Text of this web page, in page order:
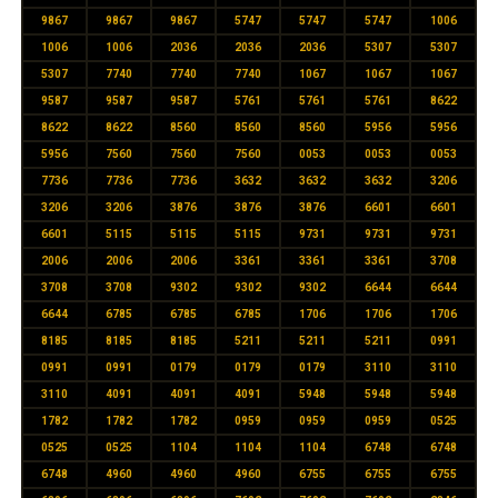
9867 9867 9867 5747 5747 5747 1006
1006 1006 2036 2036 2036 5307 5307
5307 7740 7740 7740 1067 1067 1067
9587 9587 9587 5761 5761 5761 8622
8622 8622 8560 8560 8560 5956 5956
5956 7560 7560 7560 0053 0053 0053
7736 7736 7736 3632 3632 3632 3206
3206 3206 3876 3876 3876 6601 6601
6601 5115 5115 5115 9731 9731 9731
2006 2006 2006 3361 3361 3361 3708
3708 3708 9302 9302 9302 6644 6644
6644 6785 6785 6785 1706 1706 1706
8185 8185 8185 5211 5211 5211 0991
0991 0991 0179 0179 0179 3110 3110
3110 4091 4091 4091 5948 5948 5948
1782 1782 1782 0959 0959 0959 0525
0525 0525 1104 1104 1104 6748 6748
6748 4960 4960 4960 6755 6755 6755